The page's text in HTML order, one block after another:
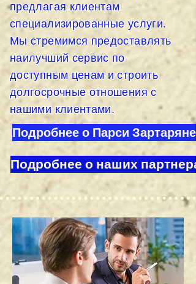
предлагая клиентам
специализированные услуги.
Мы стремимся предоставлять
наилучший сервис по
доступным ценам и строить
долгосрочные отношения с
нашими клиентами.
Подробнее о Парси Зартаряне
Подробнее о наших